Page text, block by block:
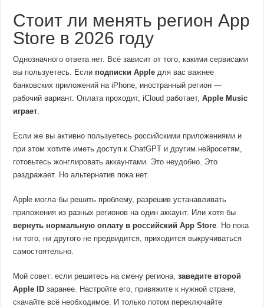
Стоит ли менять регион App
Store в 2026 году
Однозначного ответа нет. Всё зависит от того, какими сервисами
вы пользуетесь. Если подписки Apple для вас важнее
банковских приложений на iPhone, иностранный регион —
рабочий вариант. Оплата проходит, iCloud работает,Apple Music
играет
Если же вы активно пользуетесь российскими приложениями и
при этом хотите иметь доступ к ChatGPT и другим нейросетям,
готовьтесь жонглировать аккаунтами. Это неудобно. Это
раздражает. Но альтернатив пока нет.
Apple могла бы решить проблему, разрешив устанавливать
приложения из разных регионов на один аккаунт. Или хотя бы
вернуть нормальную оплату в российский App Store . Но пока
ни того, ни другого не предвидится, приходится выкручиваться
самостоятельно.
Мой совет: если решитесь на смену региона,заведите второй
Apple ID заранее. Настройте его, привяжите к нужной стране,
скачайте всё необходимое. И только потом переключайте